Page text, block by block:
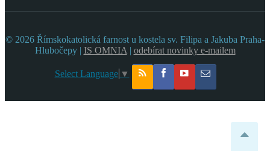
© 2026 Římskokatolická farnost u kostela sv. Filipa a Jakuba Praha-
Hlubočepy | IS OMNIA | odebírat novinky e-mailem
Select Language ▼